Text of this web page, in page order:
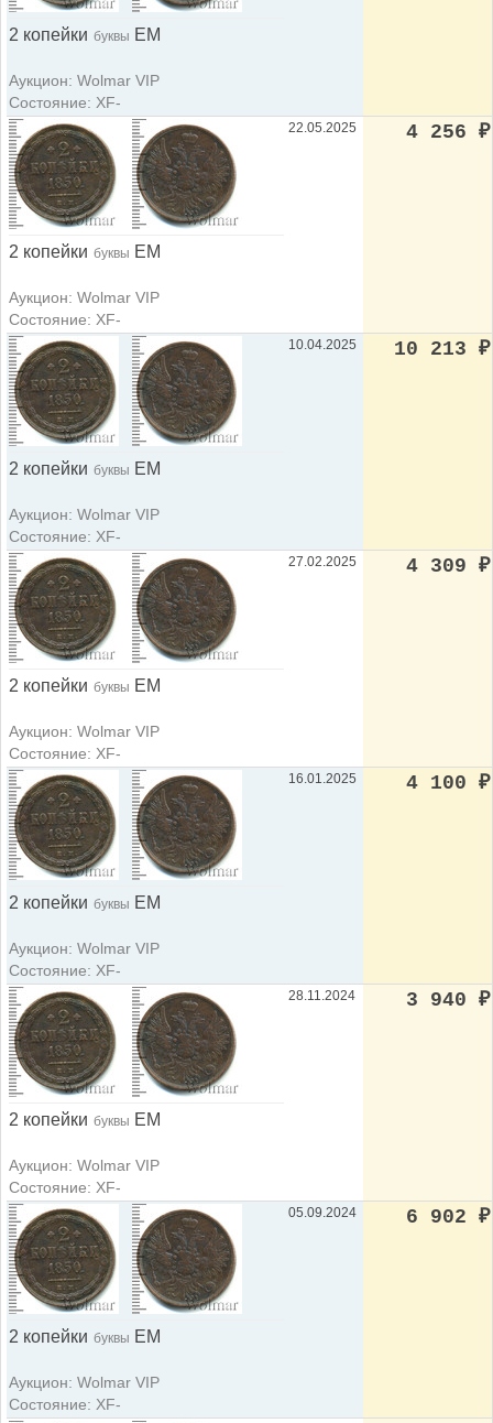
2 копейки буквы ЕМ
Аукцион: Wolmar VIP
Состояние: XF-
2 копейки буквы ЕМ
Аукцион: Wolmar VIP
Состояние: XF-
22.05.2025 4 256 ₽
2 копейки буквы ЕМ
Аукцион: Wolmar VIP
Состояние: XF-
10.04.2025 10 213 ₽
2 копейки буквы ЕМ
Аукцион: Wolmar VIP
Состояние: XF-
27.02.2025 4 309 ₽
2 копейки буквы ЕМ
Аукцион: Wolmar VIP
Состояние: XF-
16.01.2025 4 100 ₽
2 копейки буквы ЕМ
Аукцион: Wolmar VIP
Состояние: XF-
28.11.2024 3 940 ₽
2 копейки буквы ЕМ
Аукцион: Wolmar VIP
Состояние: XF-
05.09.2024 6 902 ₽